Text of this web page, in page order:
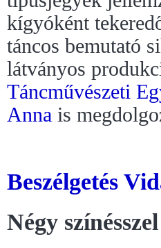
kígyóként
táncos bemutató
látványos
Táncművészeti
Anna is
Beszélgetés
Négy